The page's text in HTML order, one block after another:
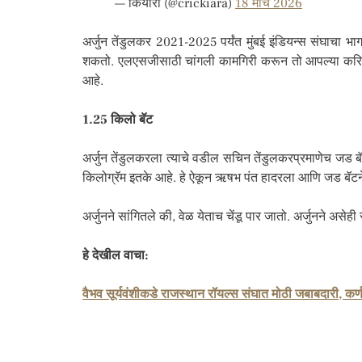
— कियारा (@crickiara) 18 मार्च 2026
अर्जुन तेंडुलकर 2021-2025 पर्यंत मुंबई इंडियन्स संघाचा
शकतो. एलएसजीसाठी चांगली कामगिरी करून तो आपल्या
आहे.
1.25 किलो बॅट
अर्जुन तेंडुलकरला त्याचे वडील सचिन तेंडुलकरप्रमाणेच जड
किलोग्रॅम इतके आहे. हे ऐकून ऋषभ पंत हादरला आणि जड
अर्जुनने सांगितले की, वेळ येताच चेंडू पार जातो. अर्जुनने
हे देखील वाचा:
वैभव सूर्यवंशीकडे राजस्थान रॉयल्स संघात मोठी जबाबदारी,